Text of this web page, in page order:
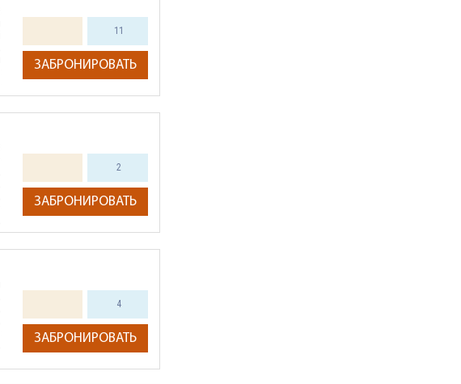
11
ЗАБРОНИРОВАТЬ
2
ЗАБРОНИРОВАТЬ
4
ЗАБРОНИРОВАТЬ